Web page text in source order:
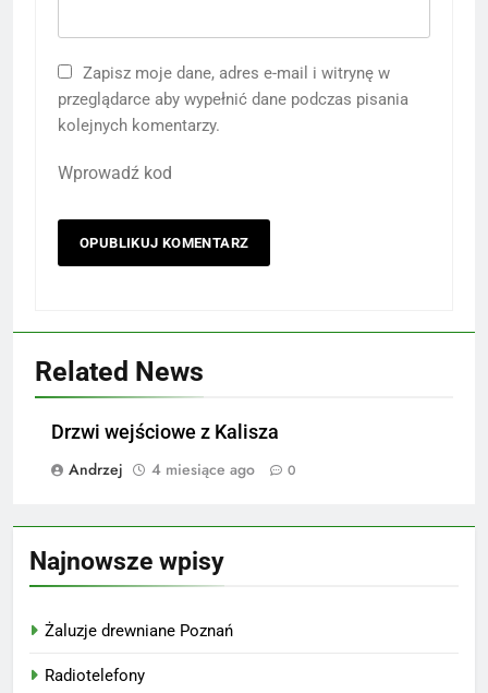
Zapisz moje dane, adres e-mail i witrynę w
przeglądarce aby wypełnić dane podczas pisania
kolejnych komentarzy.
Wprowadź kod
Related News
Drzwi wejściowe z Kalisza
Andrzej
4 miesiące ago 0
Najnowsze wpisy
Żaluzje drewniane Poznań
Radiotelefony